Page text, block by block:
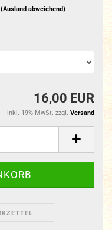
(Ausland abweichend)
16,00 EUR
inkl. 19% MwSt. zzgl. Versand